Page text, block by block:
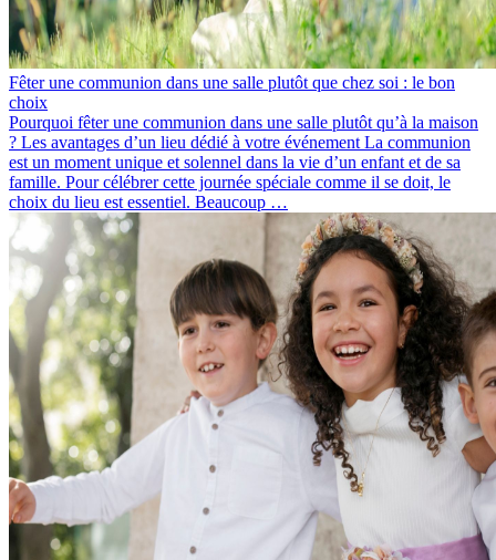
Fêter une communion dans une salle plutôt que chez soi : le bon
choix
Pourquoi fêter une communion dans une salle plutôt qu’à la maison
? Les avantages d’un lieu dédié à votre événement La communion
est un moment unique et solennel dans la vie d’un enfant et de sa
famille. Pour célébrer cette journée spéciale comme il se doit, le
choix du lieu est essentiel. Beaucoup …